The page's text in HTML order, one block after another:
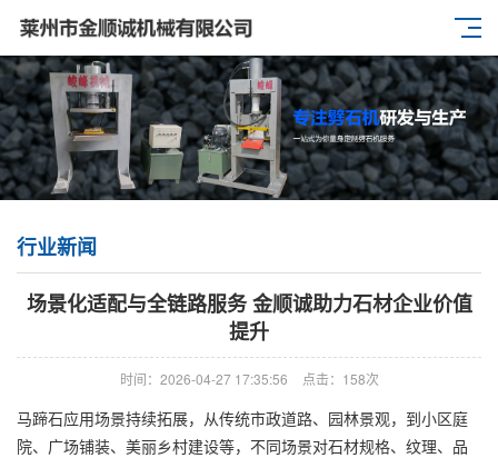
行业新闻
场景化适配与全链路服务 金顺诚助力石材企业价值
提升
时间：2026-04-27 17:35:56 点击：158次
马蹄石应用场景持续拓展，从传统市政道路、园林景观，到小区庭
院、广场铺装、美丽乡村建设等，不同场景对石材规格、纹理、品